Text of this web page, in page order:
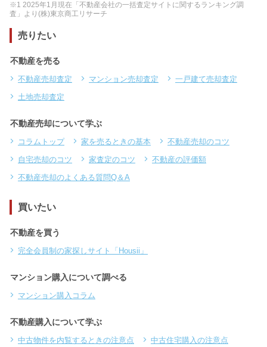
※1 2025年1月現在「不動産会社の一括査定サイトに関するランキング調
査」より(株)東京商工リサーチ
売りたい
不動産を売る
不動産売却査定 マンション売却査定
一戸建て売却査定
土地売却査定
不動産売却について学ぶ
コラムトップ 家を売るときの基本
不動産売却のコツ
自宅売却のコツ
家査定のコツ
不動産の評価額
不動産売却のよくある質問Q＆A
買いたい
不動産を買う
完全会員制の家探しサイト「Housii」
マンション購入について調べる
マンション購入コラム
不動産購入について学ぶ
中古物件を内覧するときの注意点 中古住宅購入の注意点